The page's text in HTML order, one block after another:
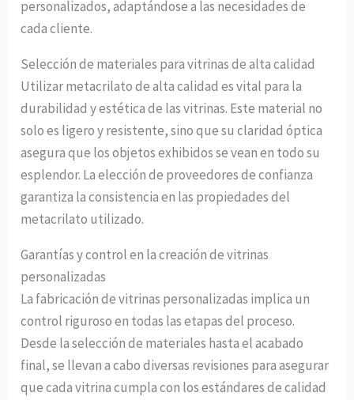
personalizados, adaptándose a las necesidades de
cada cliente.
Selección de materiales para vitrinas de alta calidad
Utilizar metacrilato de alta calidad es vital para la
durabilidad y estética de las vitrinas. Este material no
solo es ligero y resistente, sino que su claridad óptica
asegura que los objetos exhibidos se vean en todo su
esplendor. La elección de proveedores de confianza
garantiza la consistencia en las propiedades del
metacrilato utilizado.
Garantías y control en la creación de vitrinas
personalizadas
La fabricación de vitrinas personalizadas implica un
control riguroso en todas las etapas del proceso.
Desde la selección de materiales hasta el acabado
final, se llevan a cabo diversas revisiones para asegurar
que cada vitrina cumpla con los estándares de calidad